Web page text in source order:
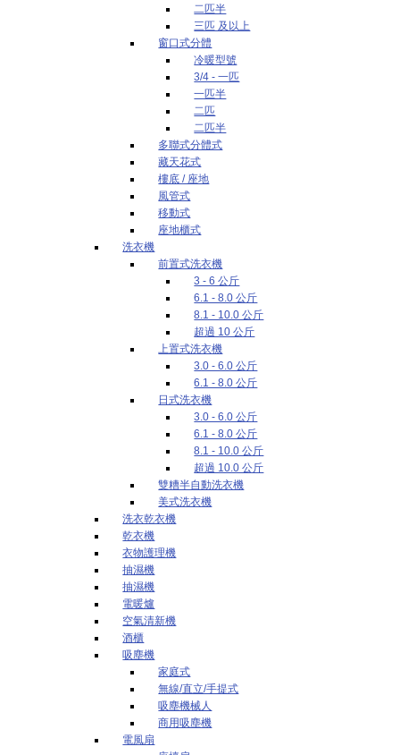
二匹半
三匹 及以上
窗口式分體
冷暖型號
3/4 - 一匹
一匹半
二匹
二匹半
多聯式分體式
藏天花式
樓底 / 座地
風管式
移動式
座地櫃式
洗衣機
前置式洗衣機
3 - 6 公斤
6.1 - 8.0 公斤
8.1 - 10.0 公斤
超過 10 公斤
上置式洗衣機
3.0 - 6.0 公斤
6.1 - 8.0 公斤
日式洗衣機
3.0 - 6.0 公斤
6.1 - 8.0 公斤
8.1 - 10.0 公斤
超過 10.0 公斤
雙糟半自動洗衣機
美式洗衣機
洗衣乾衣機
乾衣機
衣物護理機
抽濕機
抽濕機
電暖爐
空氣清新機
酒櫃
吸塵機
家庭式
無線/直立/手提式
吸塵機械人
商用吸塵機
電風扇